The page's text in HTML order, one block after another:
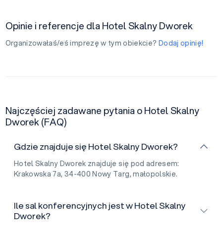
Opinie i referencje dla Hotel Skalny Dworek
Organizowałaś/eś imprezę w tym obiekcie? Dodaj opinię!
Najczęściej zadawane pytania o Hotel Skalny
Dworek (FAQ)
Gdzie znajduje się Hotel Skalny Dworek?
Hotel Skalny Dworek znajduje się pod adresem:
Krakowska 7a, 34-400 Nowy Targ, małopolskie.
Ile sal konferencyjnych jest w Hotel Skalny
Dworek?